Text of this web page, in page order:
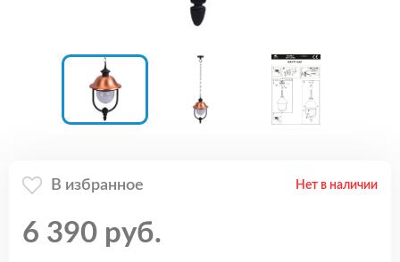
В избранное Нет в наличии
6 390 руб.